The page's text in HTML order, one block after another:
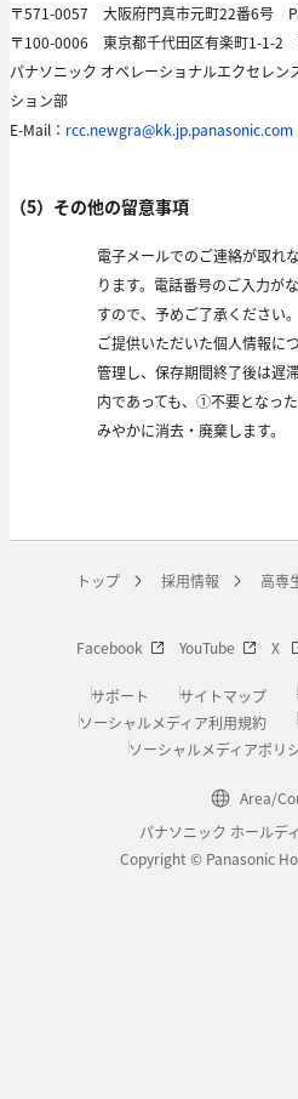
〒571-0057 大阪府門真市元町22番6号
〒100-0006 東京都千代田区有楽町1-1-2
パナソニック オペレーショナルエクセレ
ション部
E-Mail： rcc.newgra@kk.jp.panasonic.com
（5）その他の留意事項
電子メールでのご連絡が取れ
ります。電話番号のご入力が
すので、予めご了承ください。
ご提供いただいた個人情報に
管理し、保存期間終了後は遅
内であっても、①不要となっ
みやかに消去・廃棄します。
トップ 採用情報 高専
Facebook YouTube X
サポート サイトマップ
ソーシャルメディア利用規約
ソーシャルメディアポリ
Area/
パナソニック ホールデ
Copyright © Panasonic